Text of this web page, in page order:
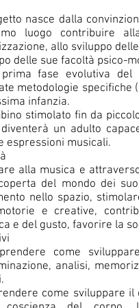
nasce dalla
luogo contribuire
allo sviluppo
delle sue facoltà psico-
fase evolutiva
metodologie specifiche
infanzia.
stimolato fin da
un adulto
espressioni musicali.
alla musica e
del mondo dei
nello spazio,
e creative,
e del gusto, favorire la
come
analisi,
come sviluppare